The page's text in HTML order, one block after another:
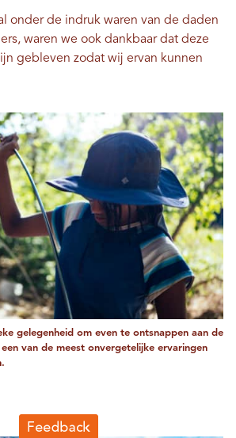
onder de indruk waren van de daden
waren we ook dankbaar dat deze
gebleven zodat wij ervan kunnen
gelegenheid om even te ontsnappen aan de
van de meest onvergetelijke ervaringen